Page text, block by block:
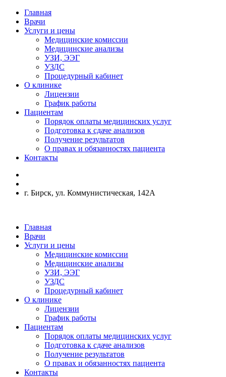
Главная
Врачи
Услуги и цены
Медицинские комиссии
Медицинские анализы
УЗИ, ЭЭГ
УЗДС
Процедурный кабинет
О клинике
Лицензии
График работы
Пациентам
Порядок оплаты медицинских услуг
Подготовка к сдаче анализов
Получение результатов
О правах и обязанностях пациента
Контакты
г. Бирск, ул. Коммунистическая, 142А
Главная
Врачи
Услуги и цены
Медицинские комиссии
Медицинские анализы
УЗИ, ЭЭГ
УЗДС
Процедурный кабинет
О клинике
Лицензии
График работы
Пациентам
Порядок оплаты медицинских услуг
Подготовка к сдаче анализов
Получение результатов
О правах и обязанностях пациента
Контакты